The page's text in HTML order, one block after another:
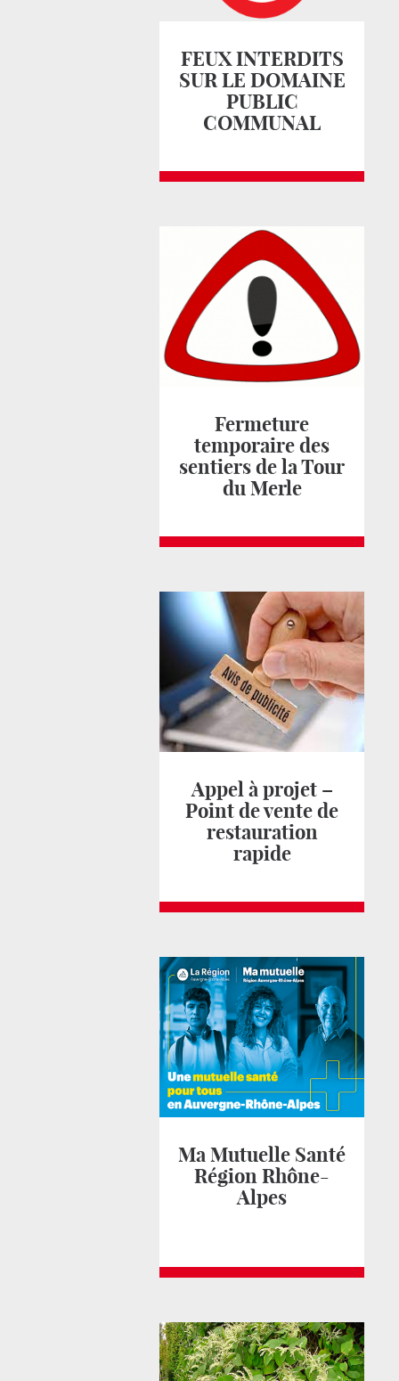
FEUX INTERDITS
SUR LE DOMAINE
PUBLIC
COMMUNAL
Fermeture
temporaire des
sentiers de la Tour
du Merle
Appel à projet –
Point de vente de
restauration
rapide
Ma Mutuelle Santé
Région Rhône-
Alpes